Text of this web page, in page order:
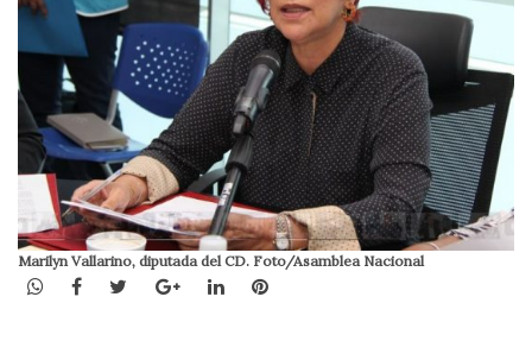
Marilyn Vallarino, diputada del CD. Foto/Asamblea Nacional
WhatsApp
Facebook
TwitterGoogle+LinkedInPinterest